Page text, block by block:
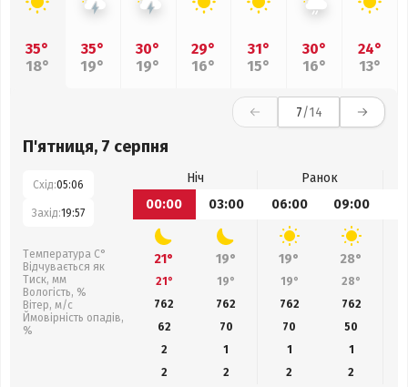
35°
18°
35°
19°
30°
19°
29°
16°
31°
15°
30°
16°
24°
13°
7/14
П'ятниця, 7 серпня
Схід:05:06
Захід:19:57
Температура С°
Відчувається як
Тиск, мм
Вологість, %
Вітер, м/с
Ймовірність опадів,
%
Ніч
Ранок
00:00
03:00 06:00 09:00
21° 19° 19° 28°
21° 19° 19° 28°
762
762 762 762
62
70 70 50
2
1 1
1
2
2 2 2